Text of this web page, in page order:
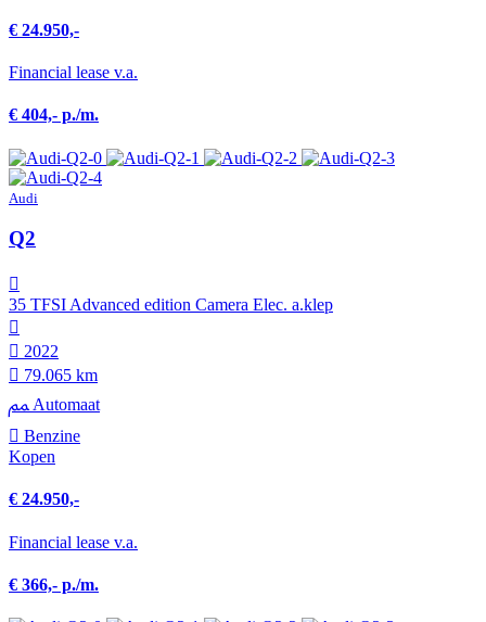
€ 24.950,-
Financial lease v.a.
€ 404,- p./m.
Audi
Q2
35 TFSI Advanced edition Camera Elec. a.klep
2022
79.065 km
Automaat
Benzine
Kopen
€ 24.950,-
Financial lease v.a.
€ 366,- p./m.